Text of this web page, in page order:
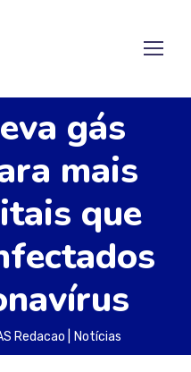
gás
mais
que
Redacao Notícias